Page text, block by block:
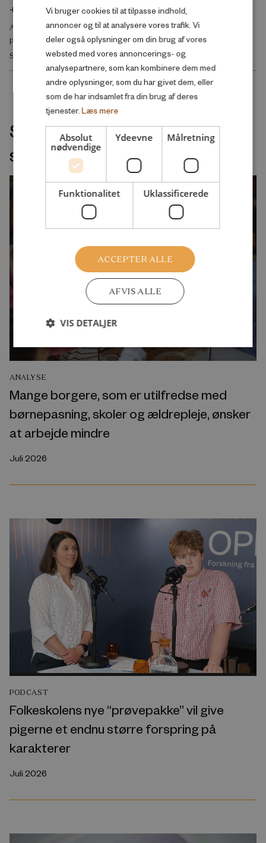
+45 29 24 64 19
ARBEJDSMARKED OG BESKÆFTIGELSE
PRODUKTIVITET OG VELSTAND
SKOLE OG UDDANNELSE
Seneste udgivelser indenfor
samme velfærdsemne
ANALYSE
Mange borgere, som er utilfredse med
børnepasning, skoler og ældrepleje, ønsker
at arbejde mindre
Juli 2026
PODCAST
Folkeskolens nye “prøvepakke” vil give
pigerne et endnu større forspring på
karakterer
Juli 2026
Vi bruger cookies til at tilpasse indhold,
annoncer og til at analysere vores trafik. Vi
deler også oplysninger om din brug af vores
websted med vores annoncerings- og
analysepartnere, som kan kombinere dem med
andre oplysninger, som du har givet dem, eller
som de har indsamlet fra din brug af deres
tjenester. Læs mere
Absolut
nødvendige
Ydeevne Målretning
Funktionalitet Uklassificerede
ACCEPTER ALLE
AFVIS ALLE
VIS DETALJER